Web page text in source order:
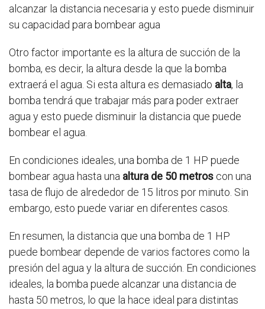
alcanzar la distancia necesaria y esto puede disminuir
su capacidad para bombear agua
Otro factor importante es la altura de succión de la
bomba, es decir, la altura desde la que la bomba
extraerá el agua. Si esta altura es demasiado alta, la
bomba tendrá que trabajar más para poder extraer
agua y esto puede disminuir la distancia que puede
bombear el agua.
En condiciones ideales, una bomba de 1 HP puede
bombear agua hasta una altura de 50 metros con una
tasa de flujo de alrededor de 15 litros por minuto. Sin
embargo, esto puede variar en diferentes casos.
En resumen, la distancia que una bomba de 1 HP
puede bombear depende de varios factores como la
presión del agua y la altura de succión. En condiciones
ideales, la bomba puede alcanzar una distancia de
hasta 50 metros, lo que la hace ideal para distintas